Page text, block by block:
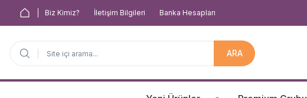
Biz Kimiz? İletişim Bilgileri Banka Hesapları
ARA